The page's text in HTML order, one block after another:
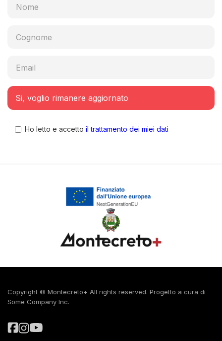
Ho letto e accetto il trattamento dei miei dati
Copyright © Montecreto+ All rights reserved. Progetto a cura di
Some Company Inc.